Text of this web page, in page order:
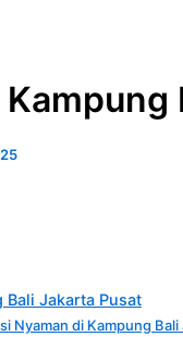
Bali Jakarta Pusat
Nyaman di Kampung